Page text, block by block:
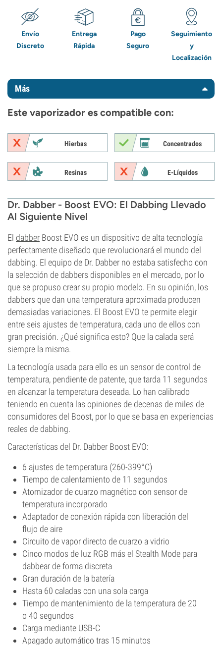
Envío
Discreto
Entrega
Rápida
Pago
Seguro
Seguimiento
y
Localización
Más
Este vaporizador es compatible con:
Hierbas Concentrados
Resinas E-Líquidos
Dr. Dabber - Boost EVO: El Dabbing Llevado
Al Siguiente Nivel
El dabber Boost EVO es un dispositivo de alta tecnología
perfectamente diseñado que revolucionará el mundo del
dabbing. El equipo de Dr. Dabber no estaba satisfecho con
la selección de dabbers disponibles en el mercado, por lo
que se propuso crear su propio modelo. En su opinión, los
dabbers que dan una temperatura aproximada producen
demasiadas variaciones. El Boost EVO te permite elegir
entre seis ajustes de temperatura, cada uno de ellos con
gran precisión. ¿Qué significa esto? Que la calada será
siempre la misma.
La tecnología usada para ello es un sensor de control de
temperatura, pendiente de patente, que tarda 11 segundos
en alcanzar la temperatura deseada. Lo han calibrado
teniendo en cuenta las opiniones de decenas de miles de
consumidores del Boost, por lo que se basa en experiencias
reales de dabbing.
Características del Dr. Dabber Boost EVO:
6 ajustes de temperatura (260-399°C)
Tiempo de calentamiento de 11 segundos
Atomizador de cuarzo magnético con sensor de
temperatura incorporado
Adaptador de conexión rápida con liberación del
flujo de aire
Circuito de vapor directo de cuarzo a vidrio
Cinco modos de luz RGB más el Stealth Mode para
dabbear de forma discreta
Gran duración de la batería
Hasta 60 caladas con una sola carga
Tiempo de mantenimiento de la temperatura de 20
o 40 segundos
Carga mediante USB-C
Apagado automático tras 15 minutos